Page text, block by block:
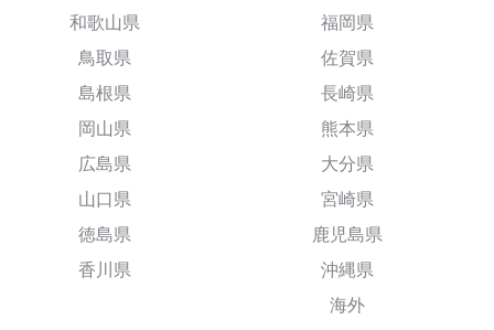
和歌山県
鳥取県
島根県
岡山県
広島県
山口県
徳島県
香川県
福岡県
佐賀県
長崎県
熊本県
大分県
宮崎県
鹿児島県
沖縄県
海外